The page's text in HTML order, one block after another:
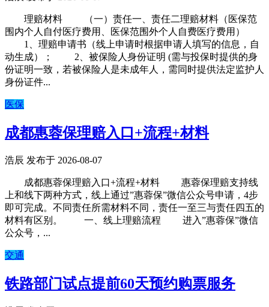
理赔材料 （一）责任一、责任二理赔材料（医保范
围内个人自付医疗费用、医保范围外个人自费医疗费用）
1、理赔申请书（线上申请时根据申请人填写的信息，自
动生成）； 2、被保险人身份证明 (需与投保时提供的身
份证明一致，若被保险人是未成年人，需同时提供法定监护人
身份证件...
医保
成都惠蓉保理赔入口+流程+材料
浩辰 发布于 2026-08-07
成都惠蓉保理赔入口+流程+材料 惠蓉保理赔支持线
上和线下两种方式，线上通过”惠蓉保”微信公众号申请，4步
即可完成。不同责任所需材料不同，责任一至三与责任四五的
材料有区别。 一、线上理赔流程 进入”惠蓉保”微信
公众号，...
交通
铁路部门试点提前60天预约购票服务